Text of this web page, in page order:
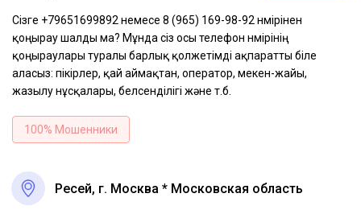
Сізге +79651699892 немесе 8 (965) 169-98-92 нөмірінен
қоңырау шалды ма? Мұнда сіз осы телефон нөмірінің
қоңыраулары туралы барлық қолжетімді ақпаратты біле
аласыз: пікірлер, қай аймақтан, оператор, мекен-жайы,
жазылу нұсқалары, белсенділігі және т.б.
100% Мошенники
Ресей, г. Москва * Московская область